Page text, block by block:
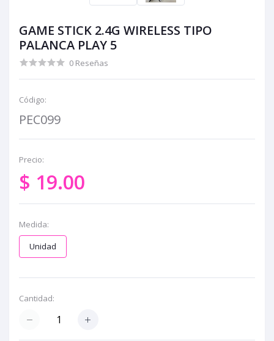
GAME STICK 2.4G WIRELESS TIPO
PALANCA PLAY 5
0 Reseñas
Código:
PEC099
Precio:
$ 19.00
Medida:
Unidad
Cantidad: